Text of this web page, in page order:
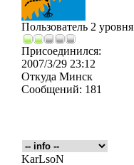
Пользователь 2 уровня
Присоединился:
2007/3/29 23:12
Откуда Минск
Сообщений: 181
KarLsoN